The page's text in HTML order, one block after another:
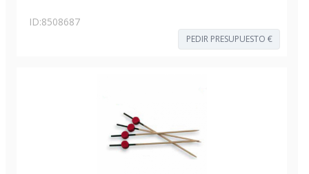
ID:8508687
PEDIR PRESUPUESTO €